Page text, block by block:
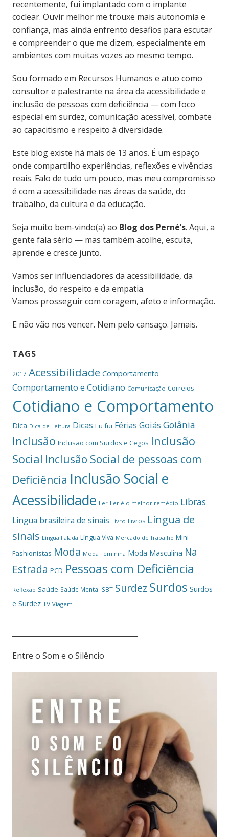
recentemente, fui implantado com o implante
coclear. Ouvir melhor me trouxe mais autonomia e
confiança, mas ainda enfrento desafios para escutar
e compreender o que me dizem, especialmente em
ambientes com muitas vozes ao mesmo tempo.
Sou formado em Recursos Humanos e atuo como
consultor e palestrante na área da acessibilidade e
inclusão de pessoas com deficiência — com foco
especial em surdez, comunicação acessível, combate
ao capacitismo e respeito à diversidade.
Este blog existe há mais de 13 anos. É um espaço
onde compartilho experiências, reflexões e vivências
reais. Falo de tudo um pouco, mas meu compromisso
é com a acessibilidade nas áreas da saúde, do
trabalho, da cultura e da educação.
Seja muito bem-vindo(a) ao Blog dos Perné’s. Aqui, a
gente fala sério — mas também acolhe, escuta,
aprende e cresce junto.
Vamos ser influenciadores da acessibilidade, da
inclusão, do respeito e da empatia.
Vamos prosseguir com coragem, afeto e informação.
E não vão nos vencer. Nem pelo cansaço. Jamais.
TAGS
2017 Acessibilidade Comportamento
Comportamento e Cotidiano Comunicação Correios
Cotidiano e Comportamento
Dica Dica de Leitura Dicas Eu fui Férias Goiás Goiânia
Inclusão Inclusão com Surdos e Cegos Inclusão
Social Inclusão Social de pessoas com
Deficiência Inclusão Social e
Acessibilidade Ler Ler é o melhor remédio Libras
Lingua brasileira de sinais Livro Livros Língua de
sinais Língua Falada Língua Viva Mercado de Trabalho Mini
Fashionistas Moda Moda Feminina Moda Masculina Na
Estrada PCD Pessoas com Deficiência
Reflexão Saúde Saúde Mental SBT Surdez Surdos Surdos
e Surdez TV Viagem
Entre o Som e o Silêncio